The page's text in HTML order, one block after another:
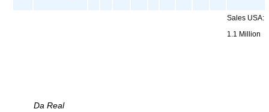
Da Real
Sales USA:
1.1 Million